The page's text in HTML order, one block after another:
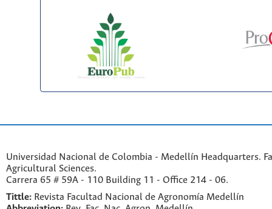
Universidad Nacional de Colombia - Medellín Headquarters.
Agricultural Sciences.
Carrera 65 # 59A - 110 Building 11 - Office 214 - 06.
Tittle: Revista Facultad Nacional de Agronomía Medellín